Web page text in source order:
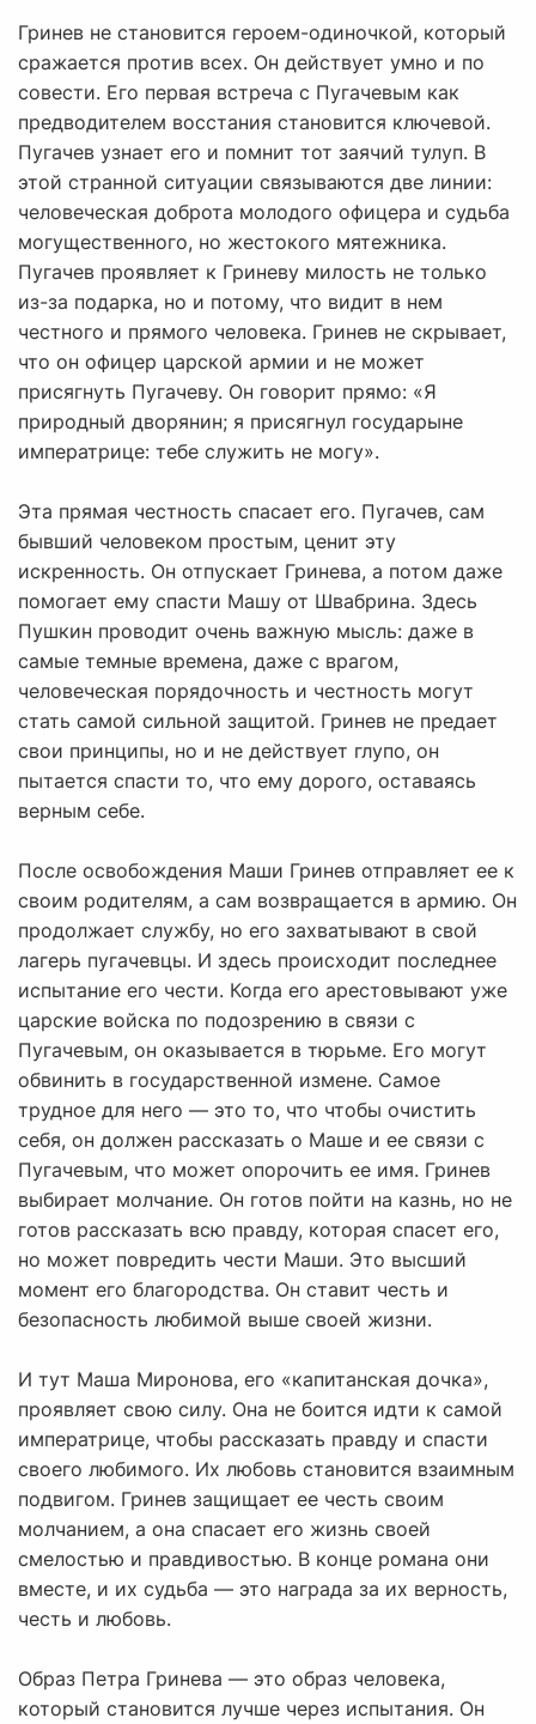
Гринев не становится героем-одиночкой, который
сражается против всех. Он действует умно и по
совести. Его первая встреча с Пугачевым как
предводителем восстания становится ключевой.
Пугачев узнает его и помнит тот заячий тулуп. В
этой странной ситуации связываются две линии:
человеческая доброта молодого офицера и судьба
могущественного, но жестокого мятежника.
Пугачев проявляет к Гриневу милость не только
из-за подарка, но и потому, что видит в нем
честного и прямого человека. Гринев не скрывает,
что он офицер царской армии и не может
присягнуть Пугачеву. Он говорит прямо: «Я
природный дворянин; я присягнул государыне
императрице: тебе служить не могу».
Эта прямая честность спасает его. Пугачев, сам
бывший человеком простым, ценит эту
искренность. Он отпускает Гринева, а потом даже
помогает ему спасти Машу от Швабрина. Здесь
Пушкин проводит очень важную мысль: даже в
самые темные времена, даже с врагом,
человеческая порядочность и честность могут
стать самой сильной защитой. Гринев не предает
свои принципы, но и не действует глупо, он
пытается спасти то, что ему дорого, оставаясь
верным себе.
После освобождения Маши Гринев отправляет ее к
своим родителям, а сам возвращается в армию. Он
продолжает службу, но его захватывают в свой
лагерь пугачевцы. И здесь происходит последнее
испытание его чести. Когда его арестовывают уже
царские войска по подозрению в связи с
Пугачевым, он оказывается в тюрьме. Его могут
обвинить в государственной измене. Самое
трудное для него — это то, что чтобы очистить
себя, он должен рассказать о Маше и ее связи с
Пугачевым, что может опорочить ее имя. Гринев
выбирает молчание. Он готов пойти на казнь, но не
готов рассказать всю правду, которая спасет его,
но может повредить чести Маши. Это высший
момент его благородства. Он ставит честь и
безопасность любимой выше своей жизни.
И тут Маша Миронова, его «капитанская дочка»,
проявляет свою силу. Она не боится идти к самой
императрице, чтобы рассказать правду и спасти
своего любимого. Их любовь становится взаимным
подвигом. Гринев защищает ее честь своим
молчанием, а она спасает его жизнь своей
смелостью и правдивостью. В конце романа они
вместе, и их судьба — это награда за их верность,
честь и любовь.
Образ Петра Гринева — это образ человека,
который становится лучше через испытания. Он